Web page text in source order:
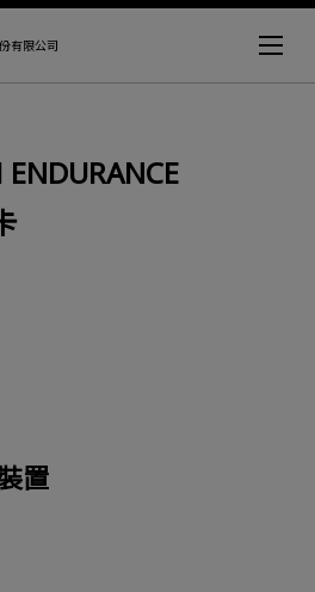
有限公司
ENDURANCE
置